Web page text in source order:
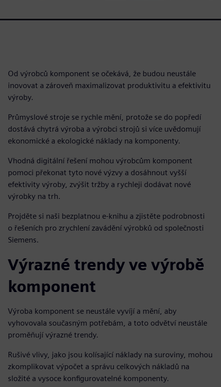
Od výrobců komponent se očekává, že budou neustále
inovovat a zároveň maximalizovat produktivitu a efektivitu
výroby.
Průmyslové stroje se rychle mění, protože se do popředí
dostává chytrá výroba a výrobci strojů si více uvědomují
ekonomické a ekologické náklady na komponenty.
Vhodná digitální řešení mohou výrobcům komponent
pomoci překonat tyto nové výzvy a dosáhnout vyšší
efektivity výroby, zvýšit tržby a rychleji dodávat nové
výrobky na trh.
Projděte si naši bezplatnou e-knihu a zjistěte podrobnosti
o řešeních pro zrychlení zavádění výrobků od společnosti
Siemens.
Výrazné trendy ve výrobě
komponent
Výroba komponent se neustále vyvíjí a mění, aby
vyhovovala současným potřebám, a toto odvětví neustále
proměňují výrazné trendy.
Rušivé vlivy, jako jsou kolísající náklady na suroviny, mohou
zkomplikovat výpočet a správu celkových nákladů na
složité a vysoce konfigurovatelné komponenty.